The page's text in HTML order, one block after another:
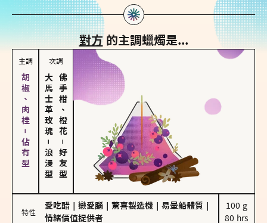
對方的主調蠟燭是...
主調
胡椒、肉桂－佔有型
次調
大馬士革玫瑰
－
浪漫型
佛手柑、橙花
－
好友型
特性
愛吃醋 戀愛腦 驚喜製造機 易暈船體質
情緒價值提供者
100 g
80 hrs